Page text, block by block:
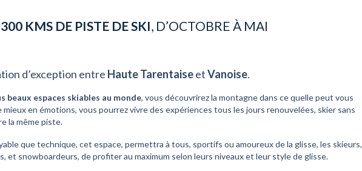
300 KMS DE PISTE DE SKI, D’OCTOBRE À MAI
d’exception entre Haute TarentaiseetVanoise.
beaux espaces skiables au monde, vous découvrirez la montagne dans ce quelle peut vous
en émotions, vous pourrez vivre des expériences tous les jours renouvelées, skier sans
la même piste.
que technique, cet espace, permettra à tous, sportifs ou amoureux de la glisse, les skieurs,
et snowboardeurs, de profiter au maximum selon leurs niveaux et leur style de glisse.